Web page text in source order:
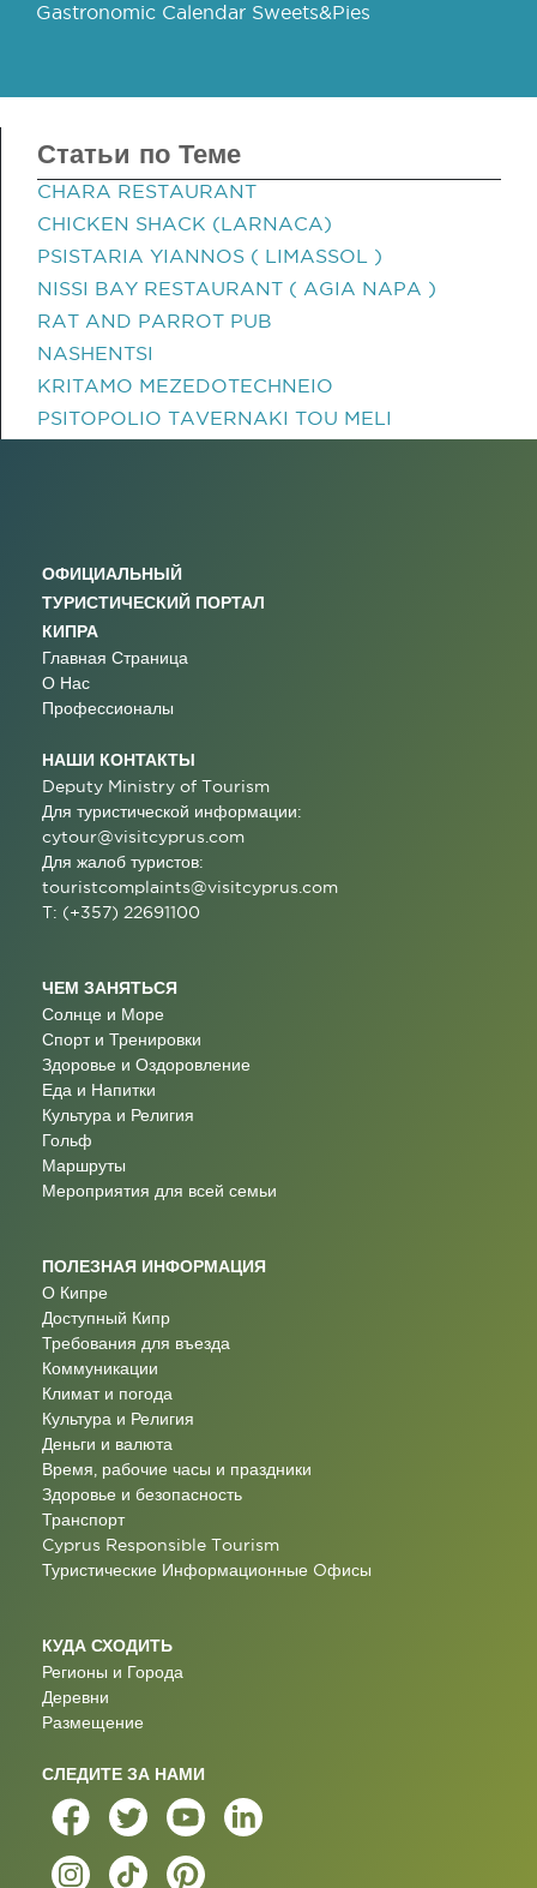
Gastronomic Calendar Sweets&Pies
Статьи по Теме
CHARA RESTAURANT
CHICKEN SHACK (LARNACA)
PSISTARIA YIANNOS ( LIMASSOL )
NISSI BAY RESTAURANT ( AGIA NAPA )
RAT AND PARROT PUB
NASHENTSI
KRITAMO MEZEDOTECHNEIO
PSITOPOLIO TAVERNAKI TOU MELI
ОФИЦИАЛЬНЫЙ
ТУРИСТИЧЕСКИЙ ПОРТАЛ
КИПРА
Главная Страница
О Нас
Профессионалы
НАШИ КОНТАКТЫ
Deputy Ministry of Tourism
Для туристической информации:
cytour@visitcyprus.com
Для жалоб туристов:
touristcomplaints@visitcyprus.com
T: (+357) 22691100
ЧЕМ ЗАНЯТЬСЯ
Солнце и Море
Спорт и Тренировки
Здоровье и Оздоровление
Еда и Напитки
Культура и Религия
Гольф
Маршруты
Мероприятия для всей семьи
ПОЛЕЗНАЯ ИНФОРМАЦИЯ
О Кипре
Доступный Кипр
Требования для въезда
Коммуникации
Климат и погода
Культура и Религия
Деньги и валюта
Время, рабочие часы и праздники
Здоровье и безопасность
Транспорт
Cyprus Responsible Tourism
Туристические Информационные Oфисы
КУДА СХОДИТЬ
Регионы и Города
Деревни
Размещение
СЛЕДИТЕ ЗА НАМИ